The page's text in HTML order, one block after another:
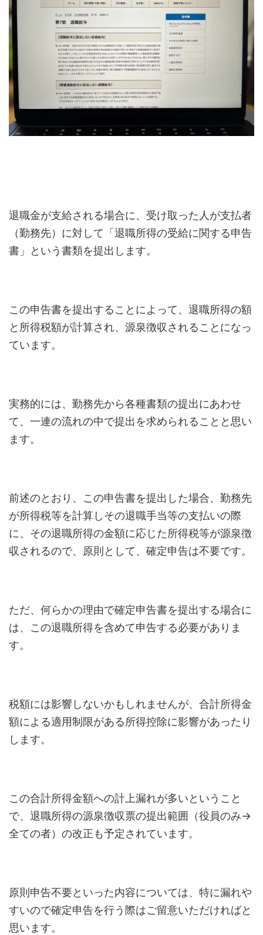
退職金が支給される場合に、受け取った人が支払者
（勤務先）に対して「退職所得の受給に関する申告
書」という書類を提出します。
この申告書を提出することによって、退職所得の額
と所得税額が計算され、源泉徴収されることになっ
ています。
実務的には、勤務先から各種書類の提出にあわせ
て、一連の流れの中で提出を求められることと思い
ます。
前述のとおり、この申告書を提出した場合、勤務先
が所得税等を計算しその退職手当等の支払いの際
に、その退職所得の金額に応じた所得税等が源泉徴
収されるので、原則として、確定申告は不要です。
ただ、何らかの理由で確定申告書を提出する場合に
は、この退職所得を含めて申告する必要がありま
す。
税額には影響しないかもしれませんが、合計所得金
額による適用制限がある所得控除に影響があったり
します。
この合計所得金額への計上漏れが多いということ
で、退職所得の源泉徴収票の提出範囲（役員のみ→
全ての者）の改正も予定されています。
原則申告不要といった内容については、特に漏れや
すいので確定申告を行う際はご留意いただければと
思います。